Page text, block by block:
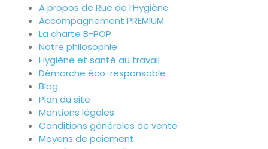
A propos de Rue de l’Hygiène
Accompagnement PREMIUM
La charte B-POP
Notre philosophie
Hygiène et santé au travail
Démarche éco-responsable
Blog
Plan du site
Mentions légales
Conditions générales de vente
Moyens de paiement